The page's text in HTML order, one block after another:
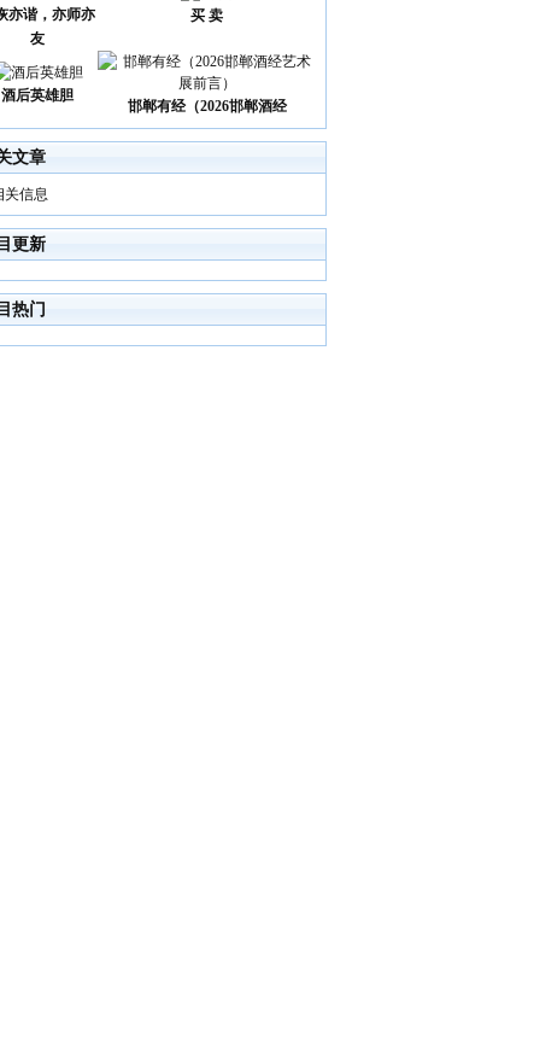
亦谐，亦师亦
友
买 卖
酒后英雄胆
邯郸有经（2026邯郸酒经
文章
关信息
更新
热门